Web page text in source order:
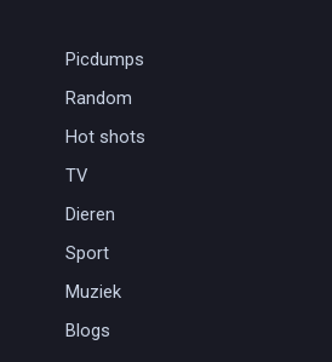
Picdumps
Random
Hot shots
TV
Dieren
Sport
Muziek
Blogs